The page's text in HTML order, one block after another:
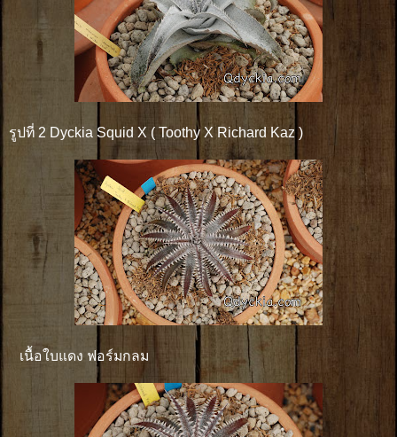
รูปที่ 2 Dyckia Squid X ( Toothy X Richard Kaz )
เนื้อใบแดง ฟอร์มกลม